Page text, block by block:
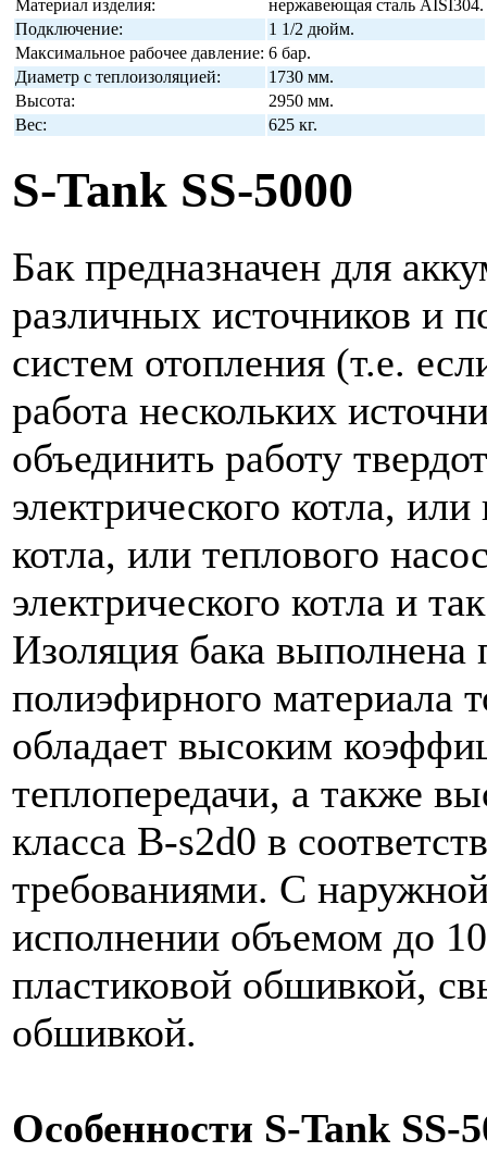
Материал изделия:
нержавеющая сталь AISI304.
Подключение:
1 1/2 дюйм.
Максимальное рабочее давление: 6 бар.
Диаметр с теплоизоляцией:
1730 мм.
Высота:
2950 мм.
Вес:
625 кг.
S-Tank SS-5000
Бак предназначен для
различных источников и
систем отопления (т.е.
работа нескольких
объединить работу
электрического котла,
котла, или теплового
электрического котла и
Изоляция бака выполнена
полиэфирного материала
обладает высоким
теплопередачи, а также
класса B-s2d0 в
требованиями. С
исполнении объемом до
пластиковой обшивкой,
обшивкой.
Особенности S-Tank SS-